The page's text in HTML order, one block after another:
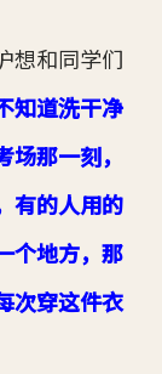
想和同学们
知道洗干净
那一刻，
有的人用的
个地方，那
次穿这件衣